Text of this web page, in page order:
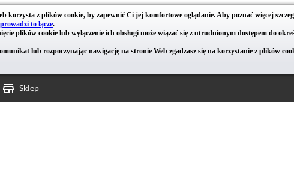
korzysta z plików cookie, by zapewnić Ci jej komfortowe oglądanie. Aby poznać więcej
to łącze.
plików cookie lub wyłączenie ich obsługi może wiązać się z utrudnionym dostępem do
lub rozpoczynając nawigację na stronie Web zgadzasz się na korzystanie z plików
Sklep